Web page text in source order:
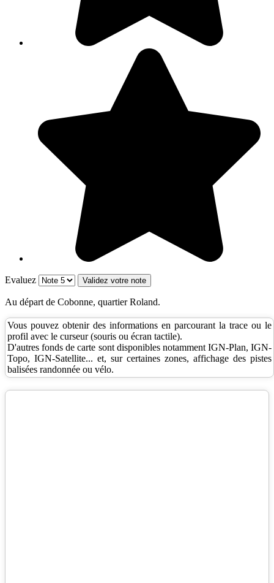
Evaluez
Au départ de Cobonne, quartier Roland.
Vous pouvez obtenir des informations en parcourant la trace ou le
profil avec le curseur (souris ou écran tactile).
D'autres fonds de carte sont disponibles notamment IGN-Plan, IGN-
Topo, IGN-Satellite... et, sur certaines zones, affichage des pistes
balisées randonnée ou vélo.